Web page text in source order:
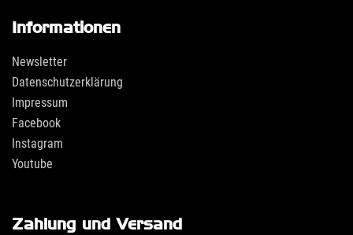
Informationen
Newsletter
Datenschutzerklärung
Impressum
Facebook
Instagram
Youtube
Zahlung und Versand